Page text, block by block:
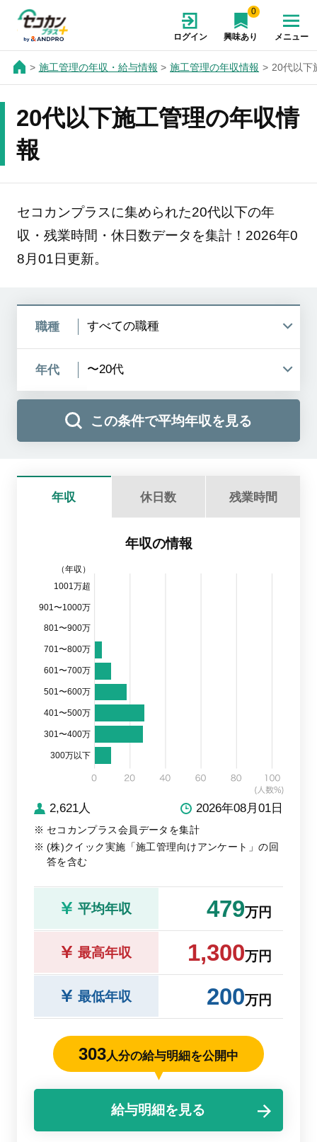
ログイン
0
興味あり メニュー
施工管理の年収・給与情報 施工管理の年収情報 20代以下
20代以下施工管理の年収情
報
セコカンプラスに集められた20代以下の年
収・残業時間・休日数データを集計！2026年0
8月01日更新。
職種
年代
この条件で平均年収を見る
年収 休日数 残業時間
年収の情報
（年収）
1001万超
901〜1000万
801〜900万
701〜800万
601〜700万
501〜600万
401〜500万
301〜400万
300万以下
2,621人 2026年08月01日
セコカンプラス会員データを集計
(株)クイック実施「施工管理向けアンケート」の回
答を含む
平均年収 479万円
最高年収 1,300万円
最低年収 200万円
303人分の給与明細を公開中
給与明細を見る